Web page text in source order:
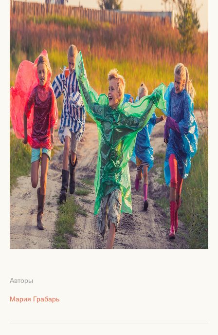
Авторы
Мария Грабарь